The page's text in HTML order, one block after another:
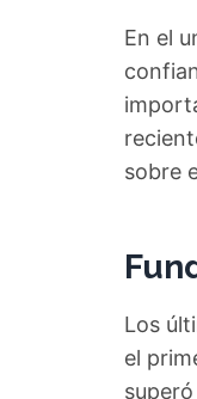
En el
sobre
Los
el